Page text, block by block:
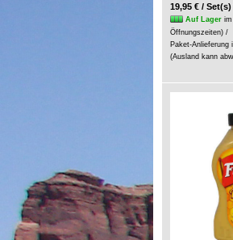
19,95 € / Set(s)
Auf Lagerim
Öffnungszeiten) /
Paket-Anlieferung
(Ausland kann